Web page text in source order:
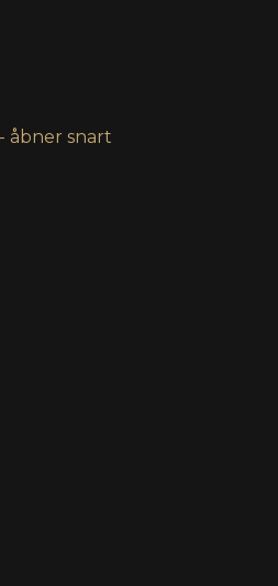
åbner snart